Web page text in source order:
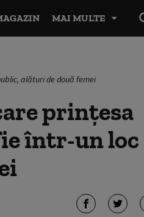
MAI MULTE
alături de două femei
prințesa
într-un loc